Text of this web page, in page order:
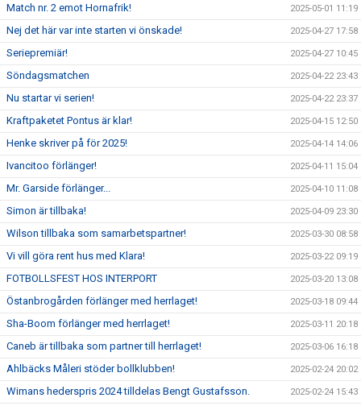
Match nr. 2 emot Hornafrik! 2025-05-01 11:19
Nej det här var inte starten vi önskade! 2025-04-27 17:58
Seriepremiär! 2025-04-27 10:45
Söndagsmatchen 2025-04-22 23:43
Nu startar vi serien! 2025-04-22 23:37
Kraftpaketet Pontus är klar! 2025-04-15 12:50
Henke skriver på för 2025! 2025-04-14 14:06
Ivancitoo förlänger! 2025-04-11 15:04
Mr. Garside förlänger... 2025-04-10 11:08
Simon är tillbaka! 2025-04-09 23:30
Wilson tillbaka som samarbetspartner! 2025-03-30 08:58
Vi vill göra rent hus med Klara! 2025-03-22 09:19
FOTBOLLSFEST HOS INTERPORT 2025-03-20 13:08
Östanbrogården förlänger med herrlaget! 2025-03-18 09:44
Sha-Boom förlänger med herrlaget! 2025-03-11 20:18
Caneb är tillbaka som partner till herrlaget! 2025-03-06 16:18
Ahlbäcks Måleri stöder bollklubben! 2025-02-24 20:02
Wimans hederspris 2024 tilldelas Bengt Gustafsson. 2025-02-24 15:43